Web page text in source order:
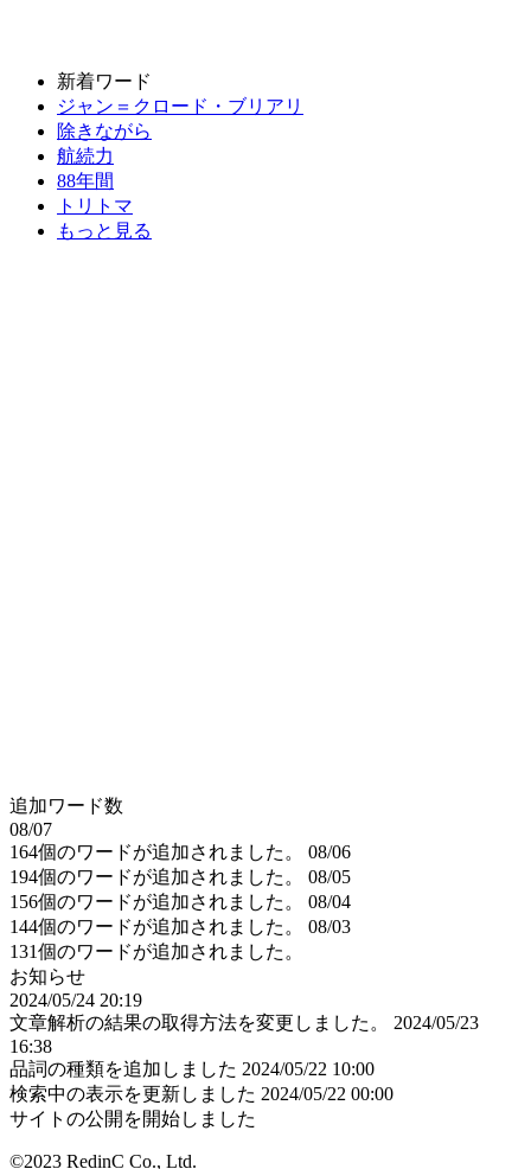
新着ワード
ジャン＝クロード・ブリアリ
除きながら
航続力
88年間
トリトマ
もっと見る
追加ワード数
08/07
164個のワードが追加されました。
08/06
194個のワードが追加されました。
08/05
156個のワードが追加されました。
08/04
144個のワードが追加されました。
08/03
131個のワードが追加されました。
お知らせ
2024/05/24 20:19
文章解析の結果の取得方法を変更しました。
2024/05/23
16:38
品詞の種類を追加しました 2024/05/22 10:00
検索中の表示を更新しました 2024/05/22 00:00
サイトの公開を開始しました
©2023 RedinC Co., Ltd.